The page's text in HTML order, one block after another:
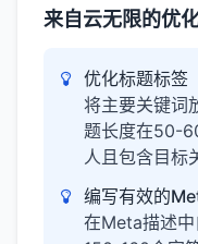
来自云无限的优
优化标题标签
将主要关键词
题长度在50-
人且包含目标
编写有效的
在Meta描述